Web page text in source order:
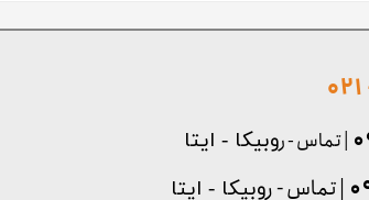
| تماس - روبیکا - ایتا
| تماس - روبیکا - ایتا